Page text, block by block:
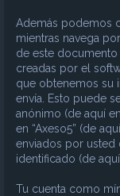
Además podemos
mientras navega
de este documento
creadas por el
que obtenemos su
envía. Esto puede
anónimo (de aquí
en “Axeso5” (de
enviados por usted
identificado (de aquí
Tu cuenta como